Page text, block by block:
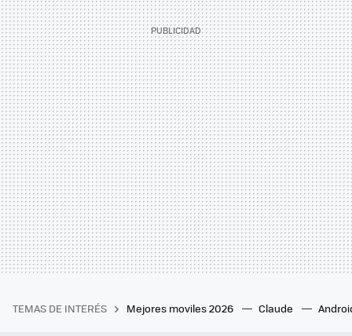
TEMAS DE INTERÉS Mejores moviles 2026 Claude